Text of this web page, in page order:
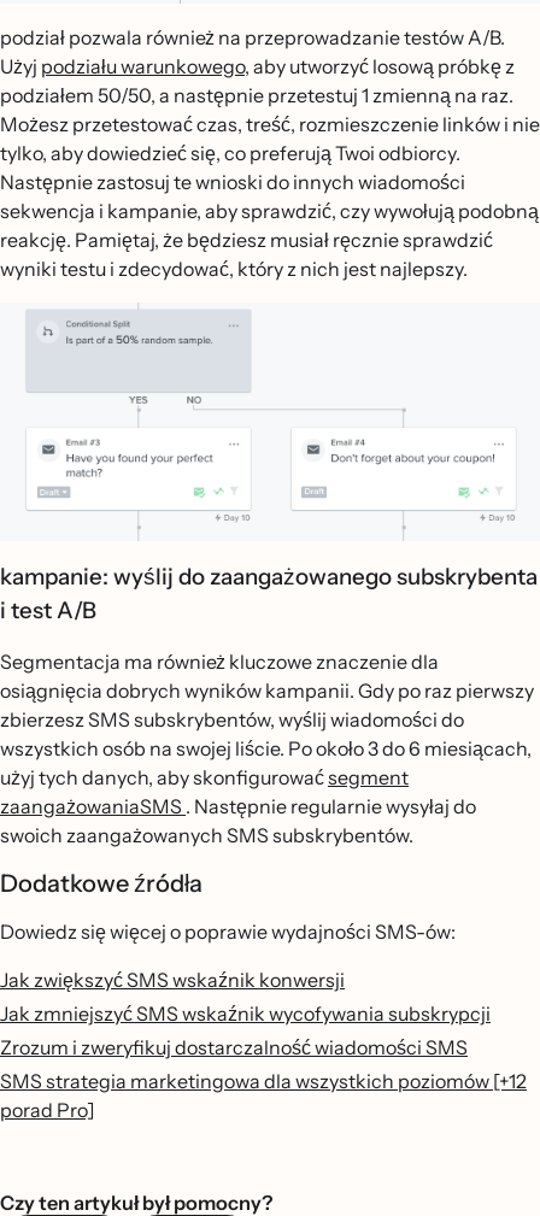
podział pozwala również na przeprowadzanie testów A/B.
Użyj podziału warunkowego, aby utworzyć losową próbkę z
podziałem 50/50, a następnie przetestuj 1 zmienną na raz.
Możesz przetestować czas, treść, rozmieszczenie linków i nie
tylko, aby dowiedzieć się, co preferują Twoi odbiorcy.
Następnie zastosuj te wnioski do innych wiadomości
sekwencja i kampanie, aby sprawdzić, czy wywołują podobną
reakcję. Pamiętaj, że będziesz musiał ręcznie sprawdzić
wyniki testu i zdecydować, który z nich jest najlepszy.
kampanie: wyślij do zaangażowanego subskrybenta
i test A/B
Segmentacja ma również kluczowe znaczenie dla
osiągnięcia dobrych wyników kampanii. Gdy po raz pierwszy
zbierzesz SMS subskrybentów, wyślij wiadomości do
wszystkich osób na swojej liście. Po około 3 do 6 miesiącach,
użyj tych danych, aby skonfigurowaćsegment
zaangażowaniaSMS . Następnie regularnie wysyłaj do
swoich zaangażowanych SMS subskrybentów.
Dodatkowe źródła
Dowiedz się więcej o poprawie wydajności SMS-ów:
Jak zwiększyć SMS wskaźnik konwersji
Jak zmniejszyć SMS wskaźnik wycofywania subskrypcji
Zrozum i zweryfikuj dostarczalność wiadomości SMS
SMS strategia marketingowa dla wszystkich poziomów [+12
porad Pro]
Czy ten artykuł był pomocny?